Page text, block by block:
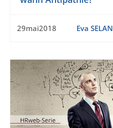
29mai2018 Eva SELAN